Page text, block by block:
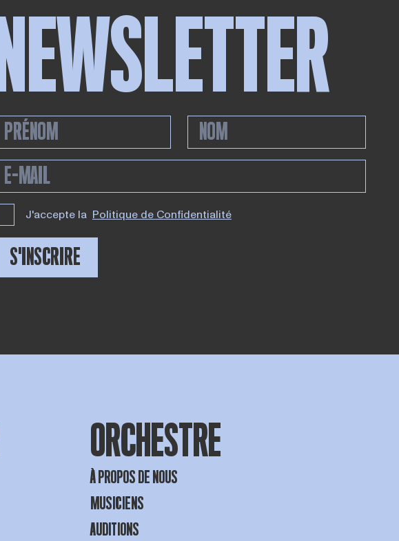
NEWSLETTER
J'accepte la Politique de Confidentialité
S'INSCRIRE
ORCHESTRE
À PROPOS DE NOUS
MUSICIENS
AUDITIONS